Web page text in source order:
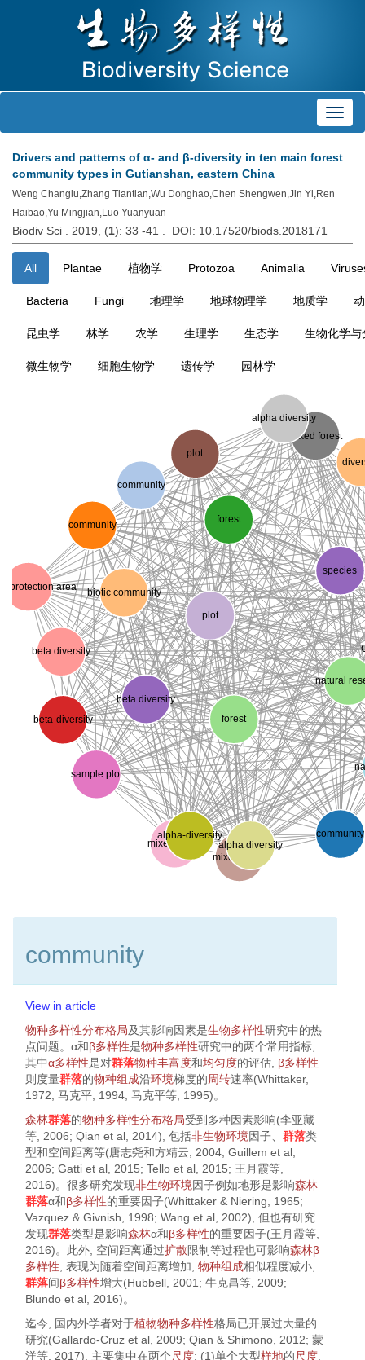
Drivers and patterns of α- and β-diversity in ten main forest
community types in Gutianshan, eastern China
Weng Changlu,Zhang Tiantian,Wu Donghao,Chen Shengwen,Jin Yi,Ren
Haibao,Yu Mingjian,Luo Yuanyuan
Biodiv Sci . 2019, (1): 33 -41 . DOI: 10.17520/biods.2018171
All Plantae 植物学 Protozoa Animalia
Bacteria Fungi 地理学 地球物理学 地质学
昆虫学 林学 农学 生理学 生态学 生物化学与
微生物学 细胞生物学 遗传学 园林学
community
community
biotic community
forest
forest
beta-diversity
beta diversity
beta diversity
plot
plot
mixed forest
sample plot
mixed forest
mixed forest
alpha diversity
alpha-diversity
alpha diversity
natural
protection area
species
community
View in article
物种多样性分布格局及其影响因素是生物多样性研究中的热
点问题。α和β多样性是物种多样性研究中的两个常用指标,
其中α多样性是对群落物种丰富度和均匀度的评估, β多样性
则度量群落的物种组成沿环境梯度的周转速率(Whittaker,
1972; 马克平, 1994; 马克平等, 1995)。
森林群落的物种多样性分布格局受到多种因素影响(李亚藏
等, 2006; Qian et al, 2014), 包括非生物环境因子、 群落类
型和空间距离等(唐志尧和方精云, 2004; Guillem et al,
2006; Gatti et al, 2015; Tello et al, 2015; 王月霞等,
2016)。很多研究发现非生物环境因子例如地形是影响森林
群落α和β多样性的重要因子(Whittaker & Niering, 1965;
Vazquez & Givnish, 1998; Wang et al, 2002), 但也有研究
发现群落类型是影响森林α和β多样性的重要因子(王月霞等,
2016)。此外, 空间距离通过扩散限制等过程也可影响森林β
多样性 , 表现为随着空间距离增加, 物种组成相似程度减小,
群落间β多样性增大(Hubbell, 2001 ; 牛克昌等, 2009;
Blundo et al, 2016)。
迄今, 国内外学者对于植物物种多样性格局已开展过大量的
研究(Gallardo-Cruz et al, 2009; Qian & Shimono, 2012; 蒙
洋等, 2017), 主要集中在两个尺度: (1)单个大型样地的尺度